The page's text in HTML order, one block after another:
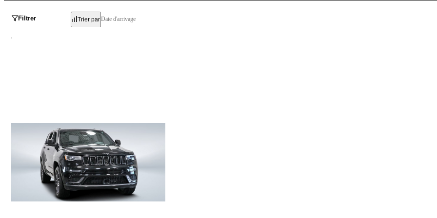
Filtrer Trier parDate d'arrivage
Jeep Grand Cherokee
High Altitude 2021
105 172 km
29 991 $
Stock YW159 / NIV 867833